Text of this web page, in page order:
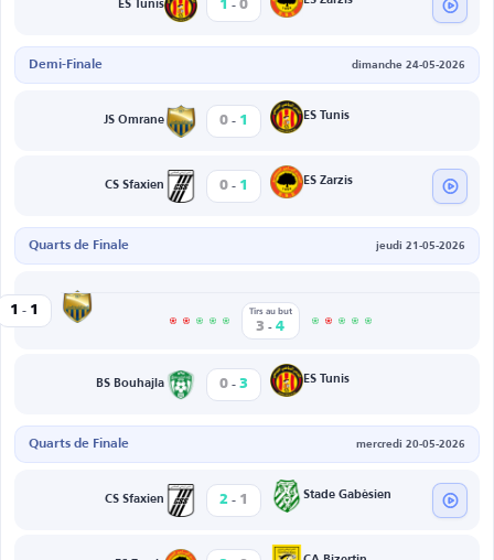
ES Tunis 1 0
Demi-Finale dimanche 24-05-2026
JS Omrane 0 - 1 ES Tunis
CS Sfaxien 0 - 1 ES Zarzis
Quarts de Finale jeudi 21-05-2026
Edda
1 - 1 Tirs au but
3 - 4
BS Bouhajla 0 - 3 ES Tunis
Quarts de Finale mercredi 20-05-2026
CS Sfaxien 2 - 1 Stade Gabèsien